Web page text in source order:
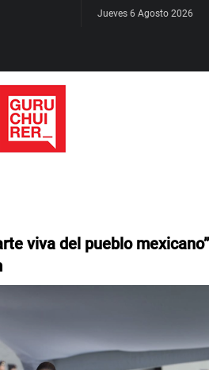
Jueves 6 Agosto 2026
viva del pueblo